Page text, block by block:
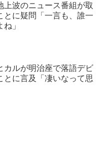
上波のニュース番組が取
とに疑問「一言も、誰一
」
カルが明治座で落語デビ
とに言及「凄いなって思